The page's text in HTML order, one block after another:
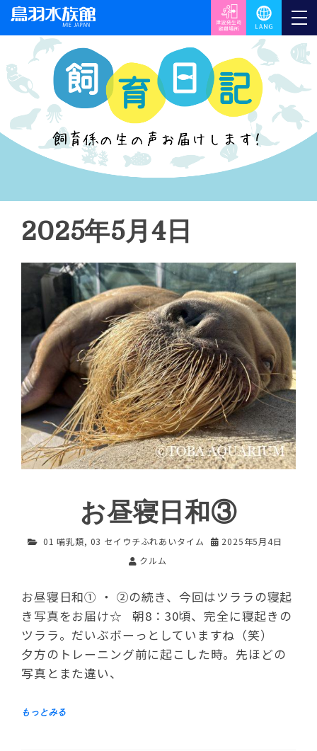
2025年5月4日
お昼寝日和③
01 哺乳類, 03 セイウチふれあいタイム
2025年5月4日
クルム
お昼寝日和① ・ ②の続き、今回はツララの寝起
き写真をお届け☆ 朝8：30頃、完全に寝起きの
ツララ。だいぶボーっとしていますね（笑）
夕方のトレーニング前に起こした時。先ほどの
写真とまた違い、